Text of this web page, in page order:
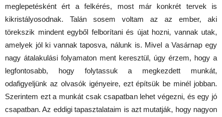
meglepetésként ért a felkérés, most már konkrét tervek is
kikristályosodnak. Talán sosem voltam az az ember, aki
törekszik mindent egyből felborítani és újat hozni, vannak utak,
amelyek jól ki vannak taposva, nálunk is. Mivel a Vasárnap egy
nagy átalakulási folyamaton ment keresztül, úgy érzem, hogy a
legfontosabb, hogy folytassuk a megkezdett munkát,
odafigyeljünk az olvasók igényeire, ezt építsük be minél jobban.
Szerintem ezt a munkát csak csapatban lehet végezni, és egy jó
csapatban. Az eddigi tapasztalataim is azt mutatják, hogy nagyon